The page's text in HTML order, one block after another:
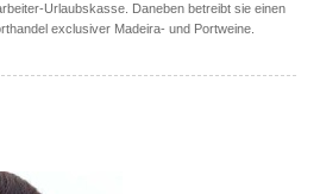
Urlaubskasse. Daneben betreibt sie einen
exclusiver Madeira- und Portweine.